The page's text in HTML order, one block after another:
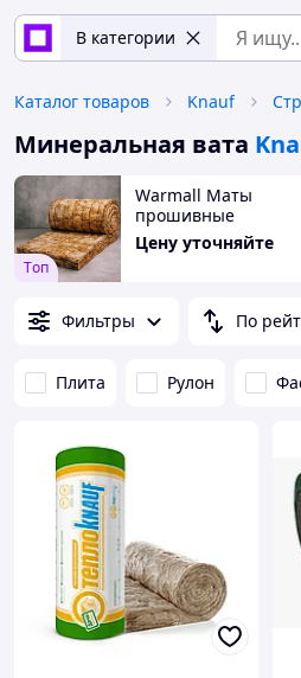
В категории
Каталог товаров Knauf
Минеральная вата
Tоп
Warmall Маты
прошивные
минераловатные без
обкладочного
Цену уточняйте
Фильтры По
Плита Рулон